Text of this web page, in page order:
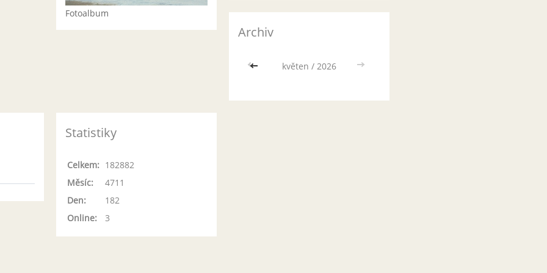
Fotoalbum
Archiv
<< květen / 2026 >>
Statistiky
Online: 3
Celkem: 182882
Měsíc:
4711
Den:
182